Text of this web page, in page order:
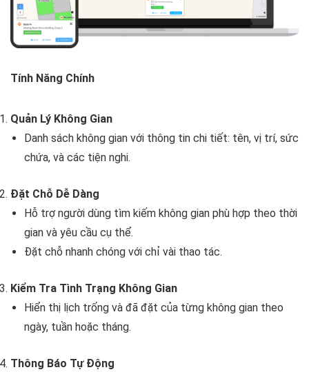
Tính Năng Chính
Quản Lý Không Gian
Danh sách không gian với thông tin chi tiết: tên, vị trí, sức
chứa, và các tiện nghi.
Đặt Chỗ Dễ Dàng
Hỗ trợ người dùng tìm kiếm không gian phù hợp theo thời
gian và yêu cầu cụ thể.
Đặt chỗ nhanh chóng với chỉ vài thao tác.
Kiểm Tra Tình Trạng Không Gian
Hiển thị lịch trống và đã đặt của từng không gian theo
ngày, tuần hoặc tháng.
Thông Báo Tự Động